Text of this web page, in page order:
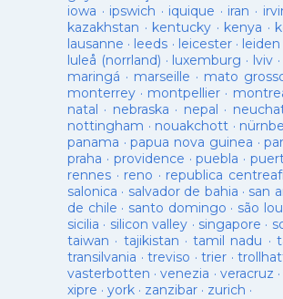
iowa · ipswich · iquique · iran ·
kazakhstan · kentucky · kenya ·
lausanne · leeds · leicester· leiden
luleå (norrland) · luxemburg · lviv ·
maringá · marseille · mato
monterrey · montpellier ·
natal · nebraska · nepal ·
nottingham · nouakchott ·
panama ·papua nova guinea ·
praha · providence ·puebla ·
rennes · reno · republica
salonica · salvador de bahia · san
de chile · santo domingo · são
sicilia · silicon valley · singapore ·
taiwan · tajikistan ·tamil nadu ·
transilvania ·treviso ·trier ·
vasterbotten ·venezia · veracruz
xipre · york · zanzibar · zurich ·